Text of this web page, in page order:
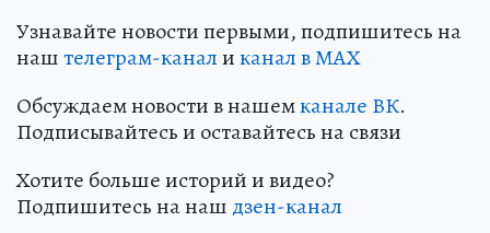
Узнавайте новости первыми, подпишитесь на
наштелеграм-каналиканал в МАХ
Обсуждаем новости в нашемканале ВК.
Подписывайтесь и оставайтесь на связи
Хотите больше историй и видео?
Подпишитесь на наш дзен-канал